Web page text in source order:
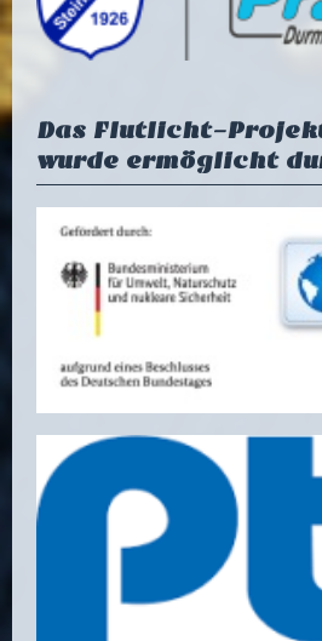
Das Flutlicht-Projekt
wurde ermöglicht